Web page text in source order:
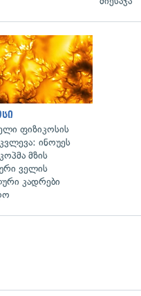
ფიზიკოსის
ინოუეს
მზის
ველის
კადრები